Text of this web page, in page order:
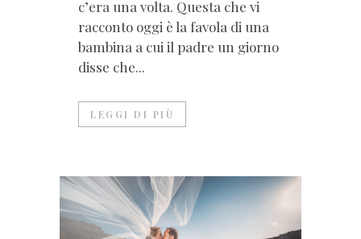
c’era una volta. Questa che vi
racconto oggi è la favola di una
bambina a cui il padre un giorno
disse che...
LEGGI DI PIÙ